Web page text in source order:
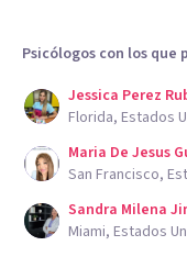
Psicólogos con los
Jessica Perez
Florida, Estados
Maria De Jesus
San Francisco,
Sandra Milena
Miami, Estados